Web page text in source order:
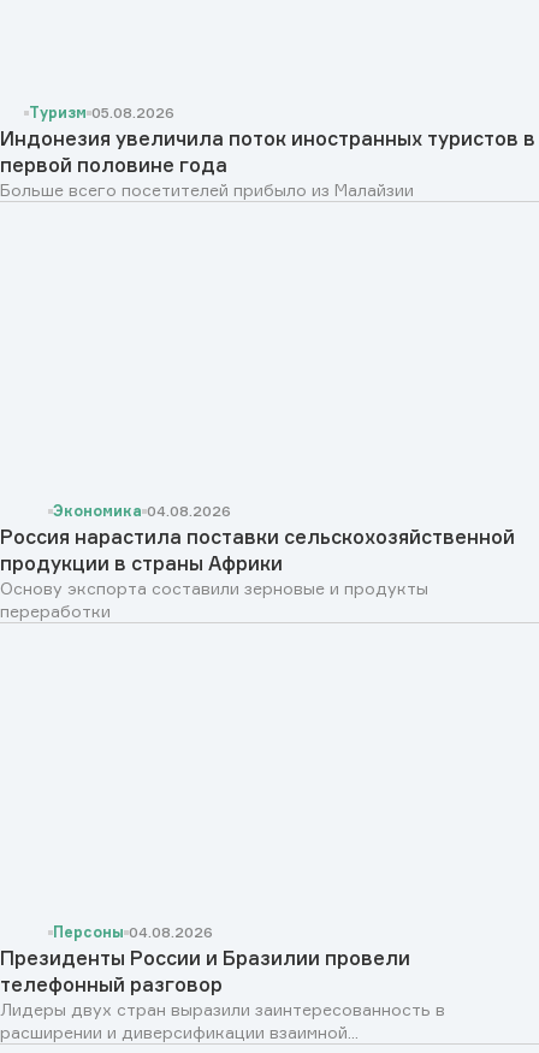
Туризм 05.08.2026
Индонезия увеличила поток иностранных туристов в
первой половине года
Больше всего посетителей прибыло из Малайзии
Экономика 04.08.2026
Россия нарастила поставки сельскохозяйственной
продукции в страны Африки
Основу экспорта составили зерновые и продукты
переработки
Персоны 04.08.2026
Президенты России и Бразилии провели
телефонный разговор
Лидеры двух стран выразили заинтересованность в
расширении и диверсификации взаимной...